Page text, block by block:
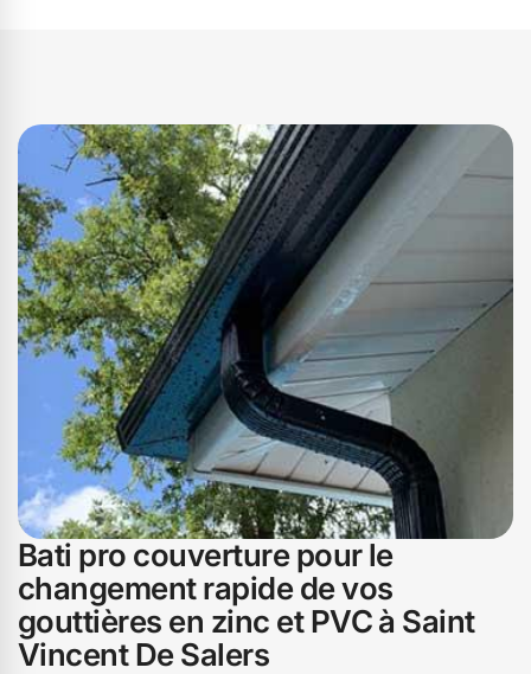
Bati pro couverture pour le
changement rapide de vos
gouttières en zinc et PVC à Saint
Vincent De Salers